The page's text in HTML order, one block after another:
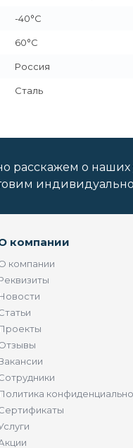
-40°С
60°С
Россия
Сталь
расскажем о наших
компании
компании